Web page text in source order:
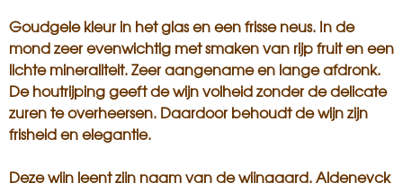
Goudgele kleur in het glas en een frisse neus. In de
mond zeer evenwichtig met smaken van rijp fruit en een
lichte mineraliteit. Zeer aangename en lange afdronk.
De houtrijping geeft de wijn volheid zonder de delicate
zuren te overheersen. Daardoor behoudt de wijn zijn
frisheid en elegantie.
Deze wijn leent zijn naam van de wijngaard. Aldeneyck